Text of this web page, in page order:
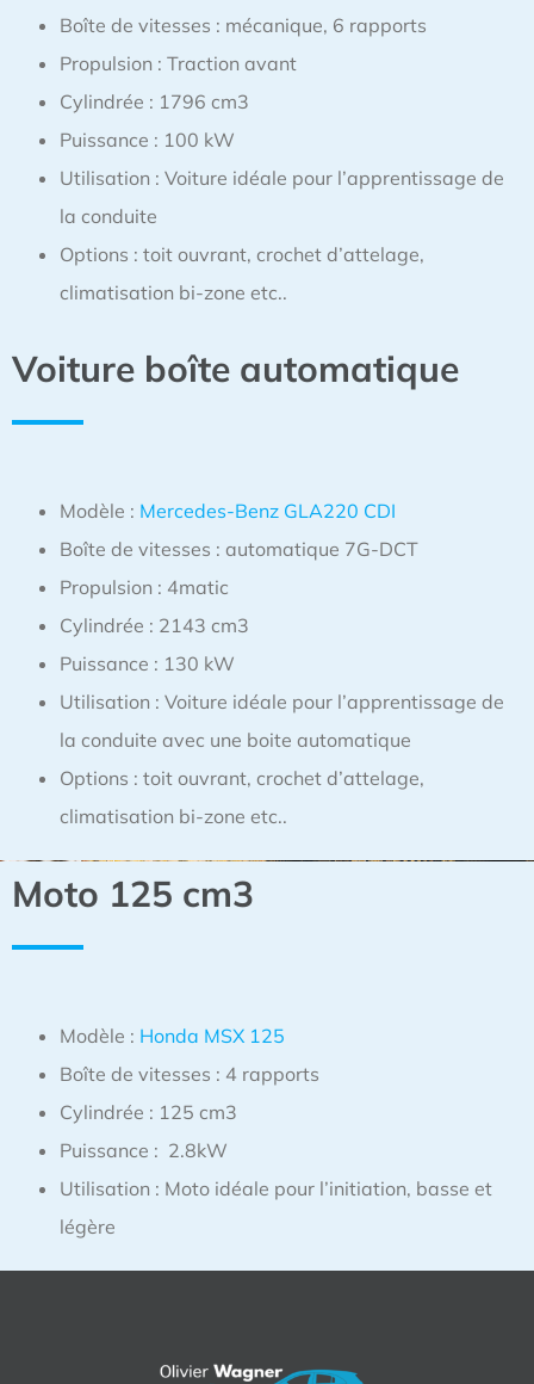
Boîte de vitesses : mécanique, 6 rapports
Propulsion : Traction avant
Cylindrée : 1796 cm3
Puissance : 100 kW
Utilisation : Voiture idéale pour l’apprentissage de
la conduite
Options : toit ouvrant, crochet d’attelage,
climatisation bi-zone etc..
Voiture boîte automatique
Modèle : Mercedes-Benz GLA220 CDI
Boîte de vitesses : automatique 7G-DCT
Propulsion : 4matic
Cylindrée : 2143 cm3
Puissance : 130 kW
Utilisation : Voiture idéale pour l’apprentissage de
la conduite avec une boite automatique
Options : toit ouvrant, crochet d’attelage,
climatisation bi-zone etc..
Moto 125 cm3
Modèle : Honda MSX 125
Boîte de vitesses : 4 rapports
Cylindrée : 125 cm3
Puissance : 2.8kW
Utilisation : Moto idéale pour l’initiation, basse et
légère